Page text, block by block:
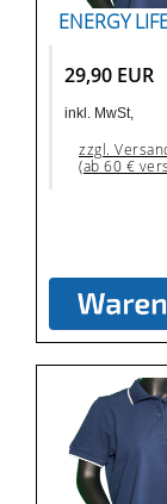
ENERGY
29,90 EUR
inkl. MwSt,
zzgl.
(ab 60 €